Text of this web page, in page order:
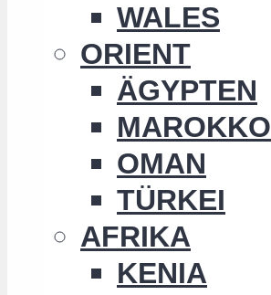
WALES
ORIENT
ÄGYPTEN
MAROKKO
OMAN
TÜRKEI
AFRIKA
KENIA